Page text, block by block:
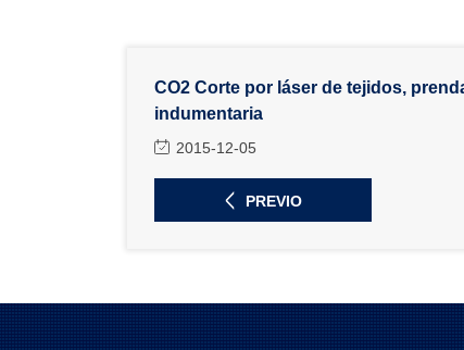
CO2 Corte por láser de tejidos,
indumentaria
2015-12-05
PREVIO